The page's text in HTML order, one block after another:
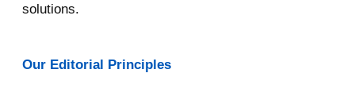
Kagame Deceived the Deputies, the
solutions.
Our Editorial Principles